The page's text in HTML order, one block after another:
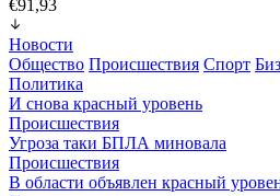
€91,93
Новости
Общество Происшествия Спорт
Политика
И снова красный уровень
Происшествия
Угроза таки БПЛА миновала
Происшествия
В области объявлен красный